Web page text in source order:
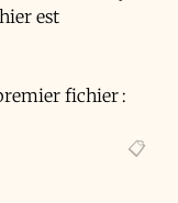
est
fichier :